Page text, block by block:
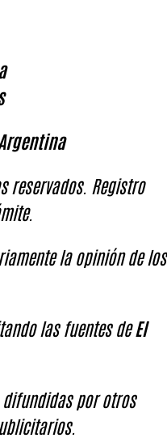
reservados. Registro
la opinión de los
las fuentes deEl
difundidas por otros